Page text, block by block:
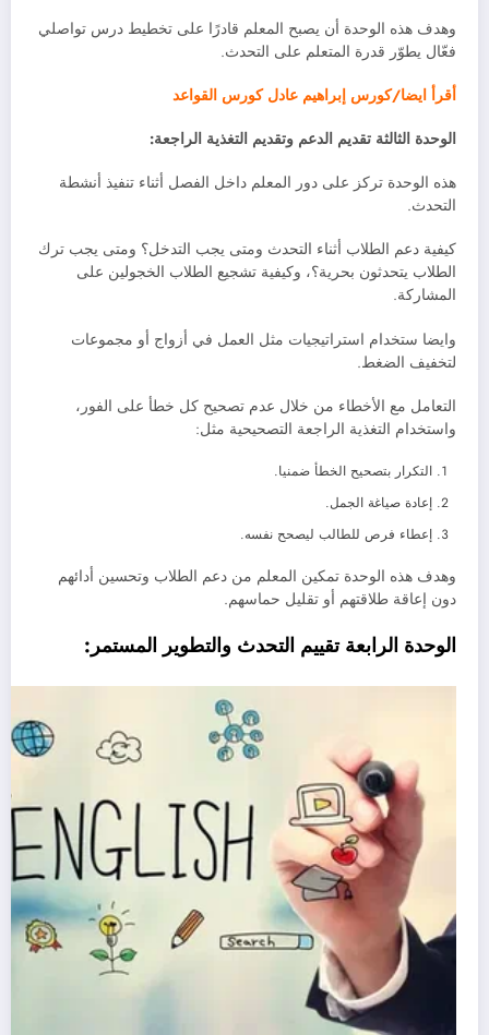
وهدف هذه الوحدة أن يصبح المعلم قادرًا على تخطيط درس تواصلي
فعّال يطوّر قدرة المتعلم على التحدث.
أقرأ ايضا/كورس إبراهيم عادل كورس القواعد
الوحدة الثالثة تقديم الدعم وتقديم التغذية الراجعة:
هذه الوحدة تركز على دور المعلم داخل الفصل أثناء تنفيذ أنشطة
التحدث.
كيفية دعم الطلاب أثناء التحدث ومتى يجب التدخل؟ ومتى يجب ترك
الطلاب يتحدثون بحرية؟، وكيفية تشجيع الطلاب الخجولين على
المشاركة.
وايضا ستخدام استراتيجيات مثل العمل في أزواج أو مجموعات
لتخفيف الضغط.
التعامل مع الأخطاء من خلال عدم تصحيح كل خطأ على الفور،
واستخدام التغذية الراجعة التصحيحية مثل:
التكرار بتصحيح الخطأ ضمنيا.
إعادة صياغة الجمل.
إعطاء فرص للطالب ليصحح نفسه.
وهدف هذه الوحدة تمكين المعلم من دعم الطلاب وتحسين أدائهم
دون إعاقة طلاقتهم أو تقليل حماسهم.
الوحدة الرابعة تقييم التحدث والتطوير المستمر: